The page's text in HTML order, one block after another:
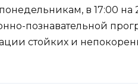
в 17:00 на
познавательной
стойких и